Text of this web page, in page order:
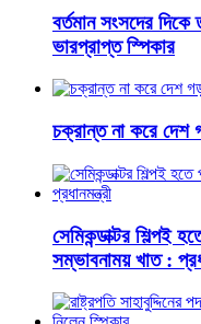
বর্তমান সংসদের
ভারপ্রাপ্ত স্পিকার
চক্রান্ত না করে দেশ
সেমিকন্ডাক্টর শিল্পই
সম্ভাবনাময় খাত :